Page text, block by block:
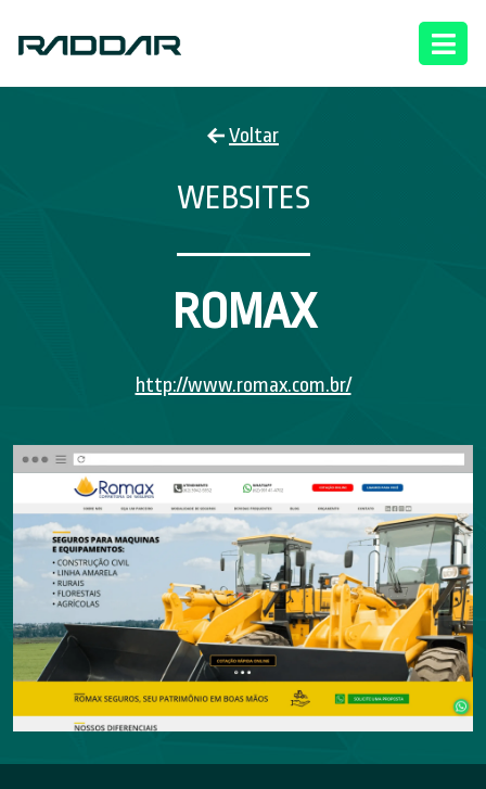
Voltar
WEBSITES
ROMAX
http://www.romax.com.br/